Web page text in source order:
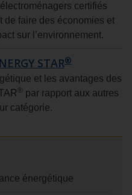
certifiés
de faire des économies et
sur l’environnement.
STAR®
et les avantages des
® par rapport aux autres
catégorie.
énergétique